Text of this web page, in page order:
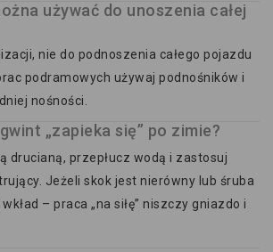
używać do unoszenia całej
nie do podnoszenia całego pojazdu
podramowych używaj podnośników i
nośności.
„zapieka się” po zimie?
drucianą, przepłucz wodą i zastosuj
Jeżeli skok jest nierówny lub śruba
– praca „na siłę” niszczy gniazdo i